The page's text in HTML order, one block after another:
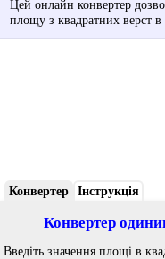
Цей онлайн конвертер
площу з квадратних верст
Конвертер Інструкція
Конвертер
Введіть значення площі в